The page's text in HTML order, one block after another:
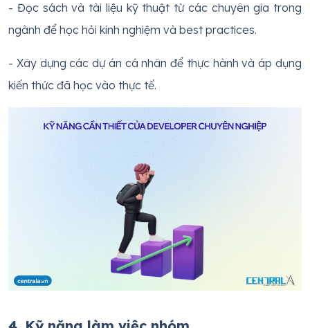
- Đọc sách và tài liệu kỹ thuật từ các chuyên gia trong
ngành để học hỏi kinh nghiệm và best practices.
- Xây dựng các dự án cá nhân để thực hành và áp dụng
kiến thức đã học vào thực tế.